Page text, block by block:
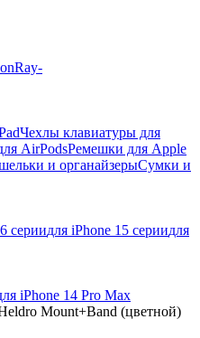
Ray-
Чехлы клавиатуры для
AirPodsРемешки для Apple
и органайзерыСумки и
сериидля iPhone 15 сериидля
iPhone 14 Pro Max
Mount+Band (цветной)